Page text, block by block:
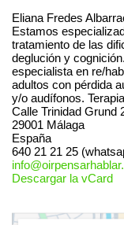
Eliana Fredes
Estamos
tratamiento de las
deglución y
especialista en re/
adultos con pérdida
y/o audífonos.
Calle Trinidad Grund
29001 Málaga
España
640 21 21 25
Descargar la vCard